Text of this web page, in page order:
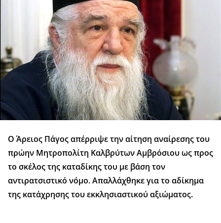
Ο Άρειος Πάγος απέρριψε την αίτηση αναίρεσης του
πρώην Μητροπολίτη Καλβρύτων Αμβρόσιου ως προς
το σκέλος της καταδίκης του με βάση τον
αντιρατσιστικό νόμο. Απαλλάχθηκε για το αδίκημα
της κατάχρησης του εκκλησιαστικού αξιώματος.